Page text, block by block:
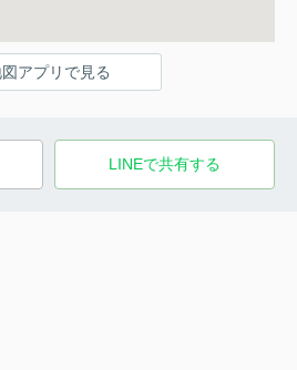
アプリで見る
LINEで共有する